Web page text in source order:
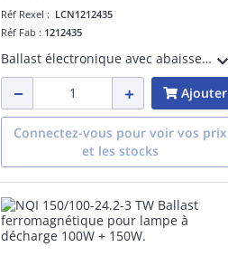
Réf Rexel : LCN1212435
Réf Fab : 1212435
Ballast électronique avec abaissement de puissance de 24h à 6h pour lampe sodium haute pression 60W.
Ajouter
Connectez-vous pour voir vos prix
et les stocks